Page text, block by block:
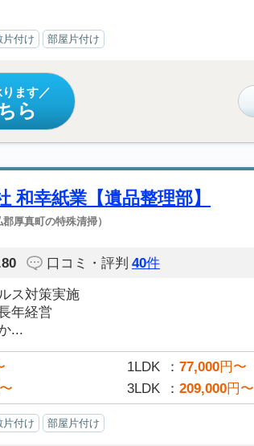
片付け 部屋片付け
ります
ら
和幸紙業【遺品整理部】
郡厚真町の特殊清掃）
口コミ・評判 40件
ス対策実施
年経営
...
1LDK 77,000円〜
3LDK 209,000円〜
片付け 部屋片付け